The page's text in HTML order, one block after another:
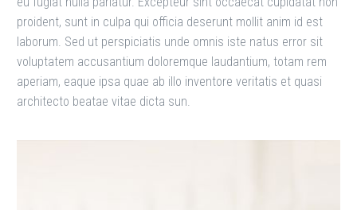
proident, sunt in culpa qui officia deserunt mollit anim id est
laborum. Sed ut perspiciatis unde omnis iste natus error sit
voluptatem accusantium doloremque laudantium, totam rem
aperiam, eaque ipsa quae ab illo inventore veritatis et quasi
architecto beatae vitae dicta sun.